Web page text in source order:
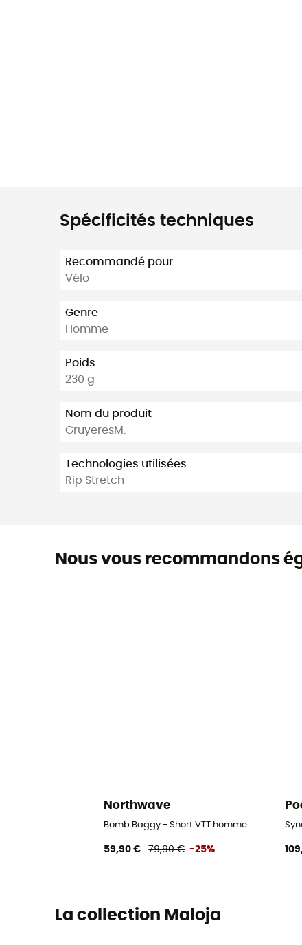
Spécificités techniques
Recommandé pour
Vélo
Genre
Homme
Poids
230 g
Nom du produit
GruyeresM.
Technologies utilisées
Rip Stretch
Nous vous recommandons
Northwave
Bomb Baggy - Short VTT homme
59,90 € 79,90 € -25%
La collection Maloja